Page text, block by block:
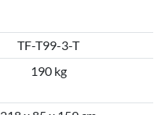
TF-T99-3-T
190 kg